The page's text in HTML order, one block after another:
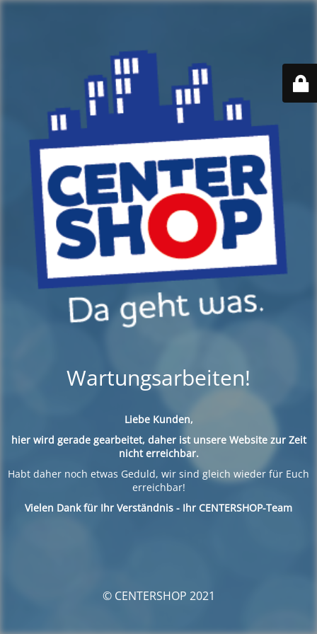
Wartungsarbeiten!
Liebe Kunden,
hier wird gerade gearbeitet, daher ist unsere Website zur Zeit
nicht erreichbar.
Habt daher noch etwas Geduld, wir sind gleich wieder für Euch
erreichbar!
Vielen Dank für Ihr Verständnis - Ihr CENTERSHOP-Team
© CENTERSHOP 2021